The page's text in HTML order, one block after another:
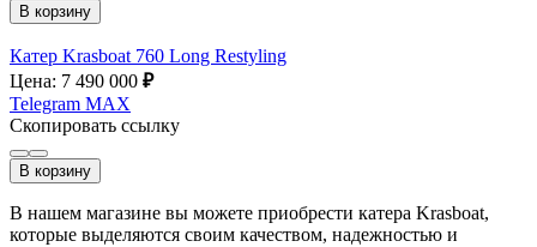
В корзину
Катер Krasboat 760 Long Restyling
Цена: 7 490 000 ₽
Telegram MAX
Скопировать ссылку
В корзину
В нашем магазине вы можете приобрести катера Krasboat,
которые выделяются своим качеством, надежностью и